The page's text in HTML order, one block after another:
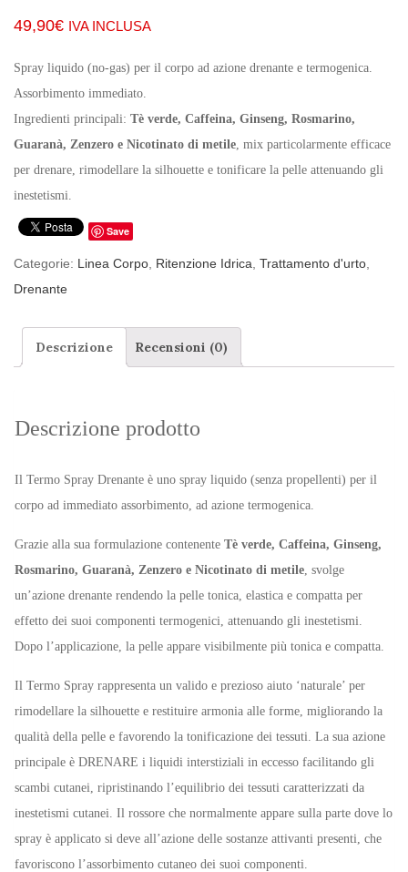
49,90€ IVA INCLUSA
Spray liquido (no-gas) per il corpo ad azione drenante e termogenica.
Assorbimento immediato.
Ingredienti principali: Tè verde, Caffeina, Ginseng, Rosmarino,
Guaranà, Zenzero e Nicotinato di metile, mix particolarmente efficace
per drenare, rimodellare la silhouette e tonificare la pelle attenuando gli
inestetismi.
Save
Categorie: Linea Corpo, Ritenzione Idrica, Trattamento d'urto,
Drenante
Descrizione Recensioni (0)
Descrizione prodotto
Il Termo Spray Drenante è uno spray liquido (senza propellenti) per il
corpo ad immediato assorbimento, ad azione termogenica.
Grazie alla sua formulazione contenente Tè verde, Caffeina, Ginseng,
Rosmarino, Guaranà, Zenzero e Nicotinato di metile , svolge
un’azione drenante rendendo la pelle tonica, elastica e compatta per
effetto dei suoi componenti termogenici, attenuando gli inestetismi.
Dopo l’applicazione, la pelle appare visibilmente più tonica e compatta.
Il Termo Spray rappresenta un valido e prezioso aiuto ‘naturale’ per
rimodellare la silhouette e restituire armonia alle forme, migliorando la
qualità della pelle e favorendo la tonificazione dei tessuti. La sua azione
principale è DRENARE i liquidi interstiziali in eccesso facilitando gli
scambi cutanei, ripristinando l’equilibrio dei tessuti caratterizzati da
inestetismi cutanei. Il rossore che normalmente appare sulla parte dove lo
spray è applicato si deve all’azione delle sostanze attivanti presenti, che
favoriscono l’assorbimento cutaneo dei suoi componenti.